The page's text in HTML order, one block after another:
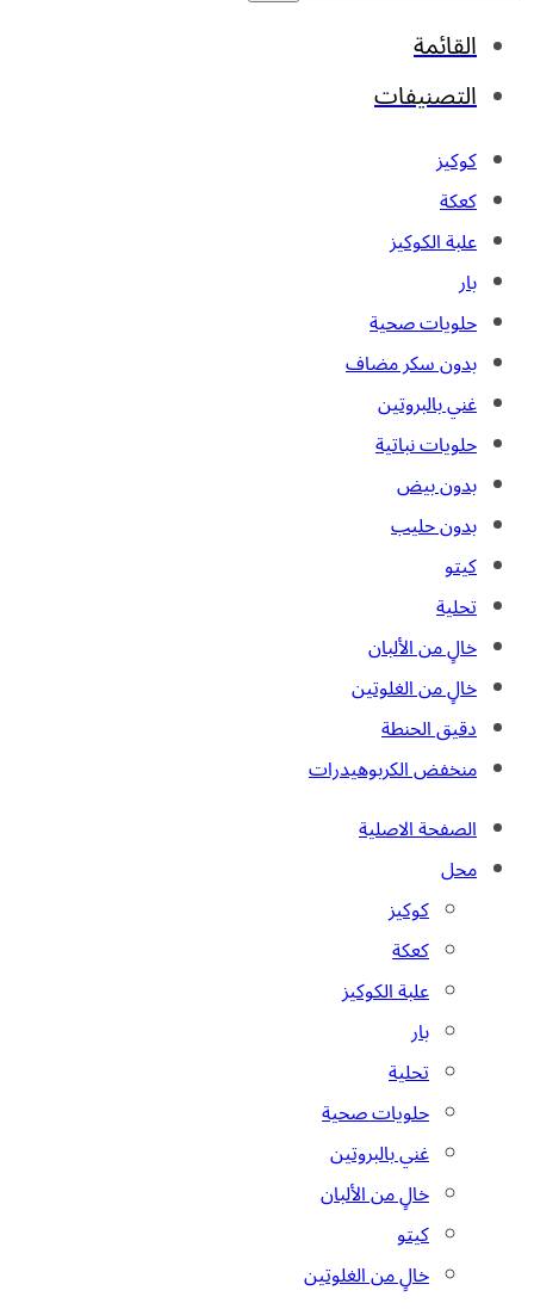
القائمة
التصنيفات
كوكيز
كعكة
علبة الكوكيز
بار
حلويات صحية
بدون سكر مضاف
غني بالبروتين
حلويات نباتية
بدون بيض
بدون حليب
كيتو
تحلية
خالٍ من الألبان
خالٍ من الغلوتين
دقيق الحنطة
منخفض الكربوهيدرات
الصفحة الاصلية
محل
كوكيز
كعكة
علبة الكوكيز
بار
تحلية
حلويات صحية
غني بالبروتين
خالٍ من الألبان
كيتو
خالٍ من الغلوتين